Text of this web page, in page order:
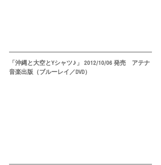
「沖縄と大空とYシャツ♪」 2012/10/06 発売　アテナ
音楽出版（ブルーレイ／DVD）